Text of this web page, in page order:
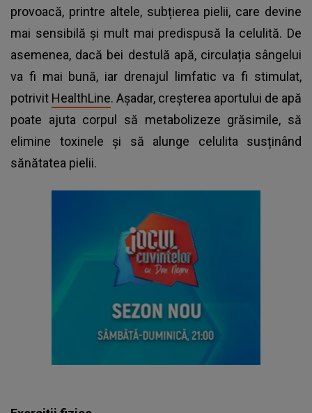
provoacă, printre altele, subțierea pielii, care devine
mai sensibilă și mult mai predispusă la celulită. De
asemenea, dacă bei destulă apă, circulația sângelui
va fi mai bună, iar drenajul limfatic va fi stimulat,
potrivit HealthLine. Așadar, creșterea aportului de apă
poate ajuta corpul să metabolizeze grăsimile, să
elimine toxinele și să alunge celulita susținând
sănătatea pielii.